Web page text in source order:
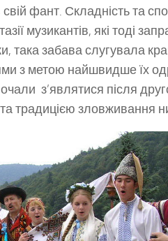
фант. Складність та
музикантів, які тоді
така забава слугувала
з метою найшвидше їх
з’являтися після
традицією зловживання